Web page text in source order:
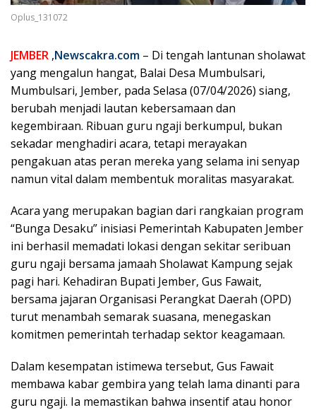
Oplus_131072
JEMBER ,Newscakra.com – Di tengah lantunan sholawat
yang mengalun hangat, Balai Desa Mumbulsari,
Mumbulsari, Jember, pada Selasa (07/04/2026) siang,
berubah menjadi lautan kebersamaan dan
kegembiraan. Ribuan guru ngaji berkumpul, bukan
sekadar menghadiri acara, tetapi merayakan
pengakuan atas peran mereka yang selama ini senyap
namun vital dalam membentuk moralitas masyarakat.
Acara yang merupakan bagian dari rangkaian program
“Bunga Desaku” inisiasi Pemerintah Kabupaten Jember
ini berhasil memadati lokasi dengan sekitar seribuan
guru ngaji bersama jamaah Sholawat Kampung sejak
pagi hari. Kehadiran Bupati Jember, Gus Fawait,
bersama jajaran Organisasi Perangkat Daerah (OPD)
turut menambah semarak suasana, menegaskan
komitmen pemerintah terhadap sektor keagamaan.
Dalam kesempatan istimewa tersebut, Gus Fawait
membawa kabar gembira yang telah lama dinanti para
guru ngaji. Ia memastikan bahwa insentif atau honor